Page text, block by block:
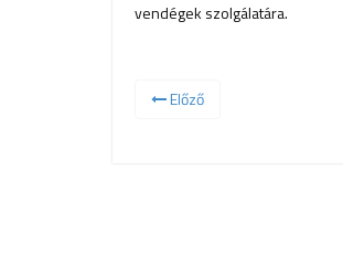
vendégek szolgálatára.
Előző